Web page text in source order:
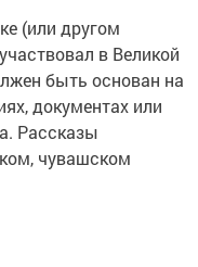
(или другом
в Великой
быть основан на
документах или
Рассказы
чувашском